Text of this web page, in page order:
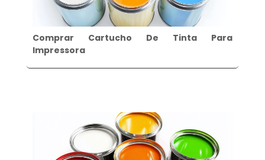
Comprar Cartucho De Tinta Para
Impressora